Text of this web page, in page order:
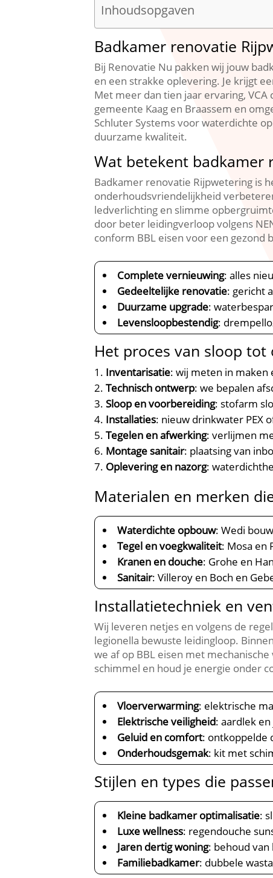
Inhoudsopgaven
Badkamer renovatie
Bij Renovatie Nu pakken wij jouw
en een strakke oplevering.​ Je krijgt
Met meer dan tien jaar ervaring,
gemeente Kaag en Braassem en
Schluter Systems voor waterdichte
duurzame kwaliteit.​
Wat betekent badkamer
Badkamer renovatie Rijpwetering is
onderhoudsvriendelijkheid
ledverlichting en slimme
door beter leidingverloop volgens
conform BBL eisen voor een gezond
Complete vernieuwing: alles
Gedeeltelijke renovatie: gericht
Duurzame upgrade:
Levensloopbestendig:
Het proces van sloop
Inventarisatie: wij meten in maken
Technisch ontwerp: we bepalen
Sloop en voorbereiding: stofarm
Installaties: nieuw drinkwater PEX
Tegelen en afwerking: verlijmen
Montage sanitair: plaatsing van
Oplevering en nazorg:
Materialen en merken
Waterdichte opbouw: Wedi
Tegel en voegkwaliteit: Mosa en
Kranen en douche: Grohe en
Sanitair: Villeroy en Boch en
Installatietechniek en
Wij leveren netjes en volgens de
legionella bewuste leidingloop.​
we af op BBL eisen met
schimmel en houd je energie onder
Vloerverwarming: elektrische
Elektrische veiligheid: aardlek
Geluid en comfort: ontkoppelde
Onderhoudsgemak: kit met
Stijlen en types die
Kleine badkamer optimalisatie:
Luxe wellness: regendouche
Jaren dertig woning: behoud
Familiebadkamer: dubbele